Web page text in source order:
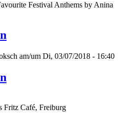
Festival Anthems by Anina
am/um Di, 03/07/2018 - 16:40
Fritz Café, Freiburg